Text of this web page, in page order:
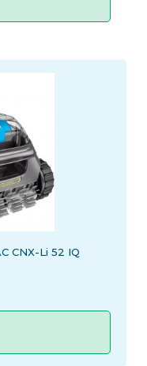
CNX-Li 52 IQ